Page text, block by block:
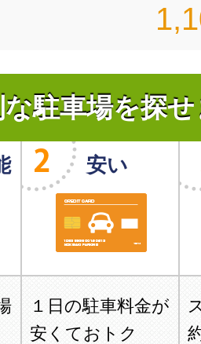
駐車場を探
安い
１日の駐車料金が
安くておトク